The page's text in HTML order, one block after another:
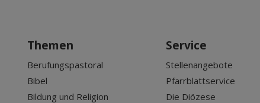
Themen
Berufungspastoral
Bibel
Bildung und Religion
Service
Stellenangebote
Pfarrblattservice
Die Diözese